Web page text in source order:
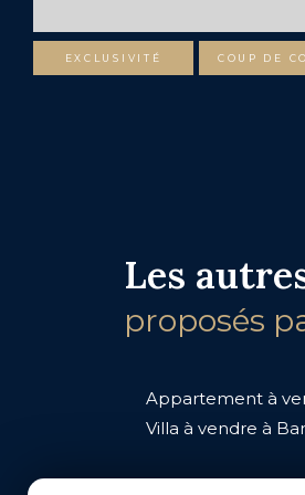
EXCLUSIVITÉ COUP DE
Les
proposés
Appartement à
Villa à vendre à